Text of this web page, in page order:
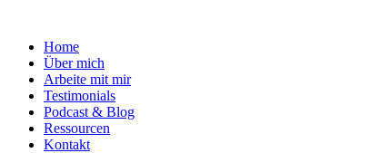
Home
Über mich
Arbeite mit mir
Testimonials
Podcast & Blog
Ressourcen
Kontakt